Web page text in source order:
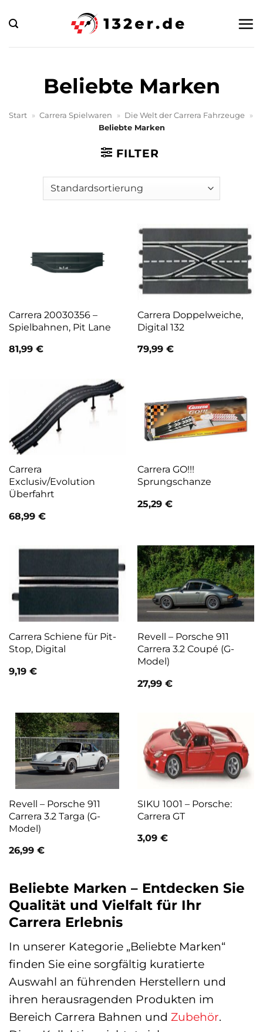
Inhalt
springen
Beliebte Marken
Start » Carrera Spielwaren » Die Welt der Carrera Fahrzeuge »
Beliebte Marken
FILTER
Carrera 20030356 –
Spielbahnen, Pit Lane
81,99 €
Carrera Doppelweiche,
Digital 132
79,99 €
Carrera
Exclusiv/Evolution
Überfahrt
68,99 €
Carrera GO!!!
Sprungschanze
25,29 €
Carrera Schiene für Pit-
Stop, Digital
9,19 €
Revell – Porsche 911
Carrera 3.2 Coupé (G-
Model)
27,99 €
Revell – Porsche 911
Carrera 3.2 Targa (G-
Model)
26,99 €
SIKU 1001 – Porsche:
Carrera GT
3,09 €
Beliebte Marken – Entdecken Sie
Qualität und Vielfalt für Ihr
Carrera Erlebnis
In unserer Kategorie „Beliebte Marken“
finden Sie eine sorgfältig kuratierte
Auswahl an führenden Herstellern und
ihren herausragenden Produkten im
Bereich Carrera Bahnen und Zubehör.